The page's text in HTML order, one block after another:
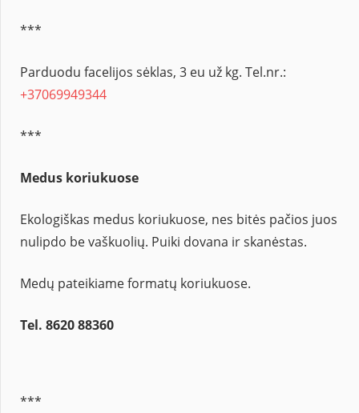
***
Parduodu facelijos sėklas, 3 eu už kg. Tel.nr.:
+37069949344
***
Medus koriukuose
Ekologiškas medus koriukuose, nes bitės pačios juos
nulipdo be vaškuolių. Puiki dovana ir skanėstas.
Medų pateikiame formatų koriukuose.
Tel. 8620 88360
***